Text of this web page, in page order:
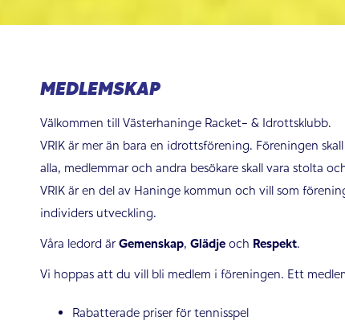
MEDLEMSKAP
Välkommen till Västerhaninge Racket- & Idrottsklubb.
VRIK är mer än bara en idrottsförening. Föreningen
alla, medlemmar och andra besökare skall vara stolta
VRIK är en del av Haninge kommun och vill som
individers utveckling.
Våra ledord ärGemenskap, Glädje och Respekt.
Vi hoppas att du vill bli medlem i föreningen. Ett
Rabatterade priser för tennisspel